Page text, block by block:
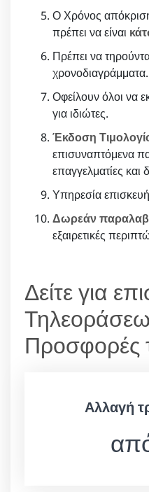
Ο Χρόνος
πρέπει να είναι
Πρέπει να
χρονοδιαγράμματα.
Οφείλουν όλοι να
για ιδιώτες.
Έκδοση
επισυναπτόμενα
επαγγελματίες και
Υπηρεσία
Δωρεάν
εξαιρετικές
Δείτε για
Προσφορές
Αλλαγή